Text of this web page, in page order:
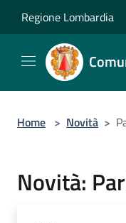
Regione Lombardia
Home > Novità >
Novità: